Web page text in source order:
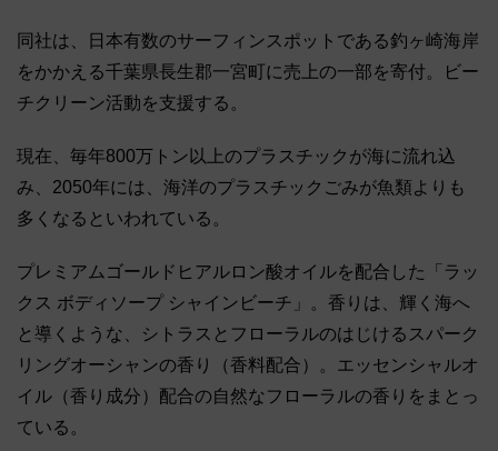
同社は、⽇本有数のサーフィンスポットである釣ヶ崎海岸
をかかえる千葉県⻑⽣郡⼀宮町に売上の⼀部を寄付。ビー
チクリーン活動を⽀援する。
現在、毎年800万トン以上のプラスチックが海に流れ込
み、2050年には、海洋のプラスチックごみが⿂類よりも
多くなるといわれている。
プレミアムゴールドヒアルロン酸オイルを配合した「ラッ
クス ボディソープ シャインビーチ」。⾹りは、輝く海へ
と導くような、シトラスとフローラルのはじけるスパーク
リングオーシャンの⾹り（⾹料配合）。エッセンシャルオ
イル（⾹り成分）配合の⾃然なフローラルの⾹りをまとっ
ている。